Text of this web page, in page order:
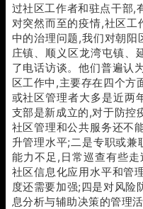
过社区工作者和驻点干部,
对突然而至的疫情,社区
中的治理问题,我们对朝阳
庄镇、顺义区龙湾屯镇、
了电话访谈。他们普遍认
区工作中,主要存在四个方
或社区管理者大多是近两
支部是新成立的,对于防控
社区管理和公共服务还不
升管理水平;二是专职或
能力不足,日常巡查有些
社区信息化应用水平和管
度还需要加强;四是对风险
息分析与辅助决策的管理